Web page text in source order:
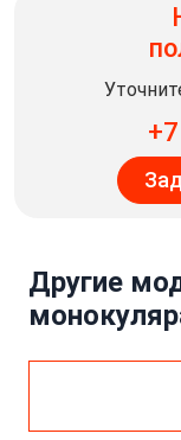
Другие